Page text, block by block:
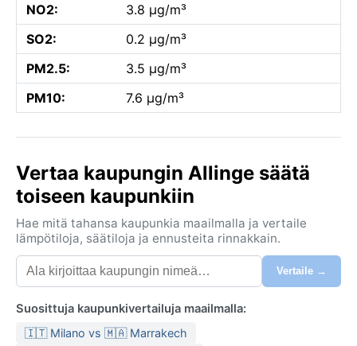
NO2:
3.8 µg/m³
SO2:
0.2 µg/m³
PM2.5:
3.5 µg/m³
PM10:
7.6 µg/m³
Vertaa kaupungin Allinge säätä
toiseen kaupunkiin
Hae mitä tahansa kaupunkia maailmalla ja vertaile
lämpötiloja, säätiloja ja ennusteita rinnakkain.
Vertaile →
Suosittuja kaupunkivertailuja maailmalla:
🇮🇹 Milano vs 🇲🇦 Marrakech